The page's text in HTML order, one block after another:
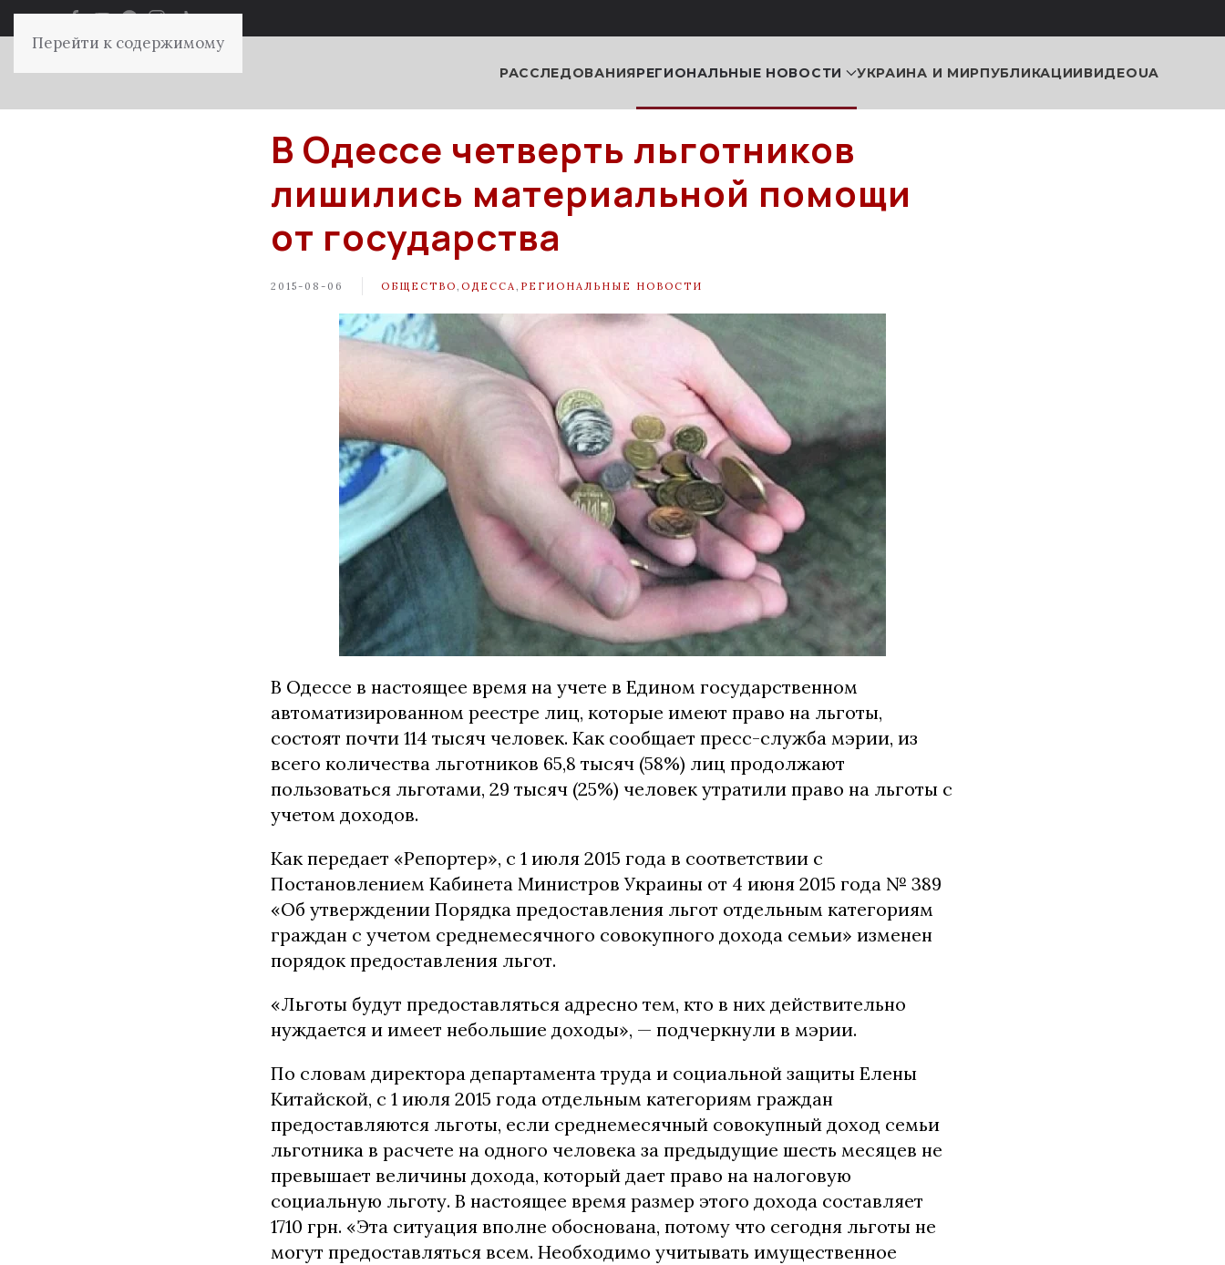
Перейти к содержимому
РАССЛЕДОВАНИЯРЕГИОНАЛЬНЫЕ НОВОСТИ УКРАИНА И МИРПУБЛИКАЦИИВИДЕОUA
В Одессе четверть льготников
лишились материальной помощи
от государства
2015-08-06 ОБЩЕСТВО ОДЕССА РЕГИОНАЛЬНЫЕ НОВОСТИ
В Одессе в настоящее время на учете в Едином государственном
автоматизированном реестре лиц, которые имеют право на льготы,
состоят почти 114 тысяч человек. Как сообщает пресс-служба мэрии, из
всего количества льготников 65,8 тысяч (58%) лиц продолжают
пользоваться льготами, 29 тысяч (25%) человек утратили право на льготы с
учетом доходов.
Как передает «Репортер», с 1 июля 2015 года в соответствии с
Постановлением Кабинета Министров Украины от 4 июня 2015 года № 389
«Об утверждении Порядка предоставления льгот отдельным категориям
граждан с учетом среднемесячного совокупного дохода семьи» изменен
порядок предоставления льгот.
«Льготы будут предоставляться адресно тем, кто в них действительно
нуждается и имеет небольшие доходы», — подчеркнули в мэрии.
По словам директора департамента труда и социальной защиты Елены
Китайской, с 1 июля 2015 года отдельным категориям граждан
предоставляются льготы, если среднемесячный совокупный доход семьи
льготника в расчете на одного человека за предыдущие шесть месяцев не
превышает величины дохода, который дает право на налоговую
социальную льготу. В настоящее время размер этого дохода составляет
1710 грн. «Эта ситуация вполне обоснована, потому что сегодня льготы не
могут предоставляться всем. Необходимо учитывать имущественное